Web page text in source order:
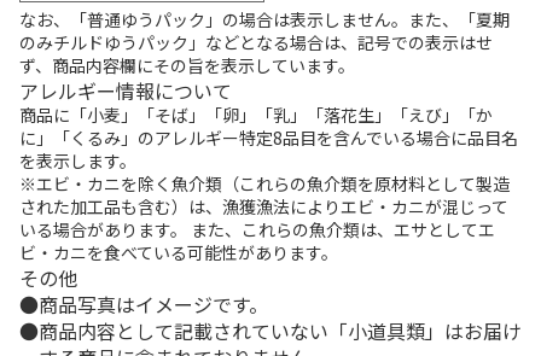
なお、「普通ゆうパック」の場合は表示しません。また、「夏期
のみチルドゆうパック」などとなる場合は、記号での表示はせ
ず、商品内容欄にその旨を表示しています。
アレルギー情報について
商品に「小麦」「そば」「卵」「乳」「落花生」「えび」「か
に」「くるみ」のアレルギー特定8品目を含んでいる場合に品目名
を表示します。
※エビ・カニを除く魚介類（これらの魚介類を原材料として製造
された加工品も含む）は、漁獲漁法によりエビ・カニが混じって
いる場合があります。 また、これらの魚介類は、エサとしてエ
ビ・カニを食べている可能性があります。
その他
商品写真はイメージです。
商品内容として記載されていない「小道具類」はお届け